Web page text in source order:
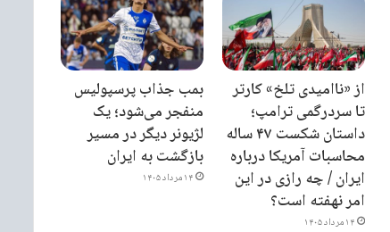
از «ناامیدی تلخ» کارتر
تا سردرگمی ترامپ؛
داستان شکست ۴۷ ساله
محاسبات آمریکا درباره
ایران / چه رازی در این
امر نهفته است؟
۱۴ مرداد ۱۴۰۵
بمب جذاب پرسپولیس
منفجر می‌شود؛ یک
لژیونر دیگر در مسیر
بازگشت به ایران
۱۴ مرداد ۱۴۰۵